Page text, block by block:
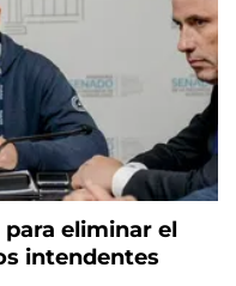
eliminar el
intendentes